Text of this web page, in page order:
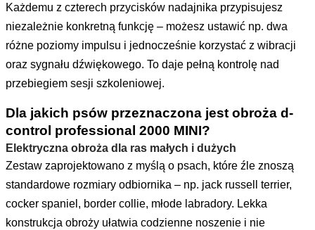
Każdemu z czterech przycisków nadajnika przypisujesz
niezależnie konkretną funkcję – możesz ustawić np. dwa
różne poziomy impulsu i jednocześnie korzystać z wibracji
oraz sygnału dźwiękowego. To daje pełną kontrolę nad
przebiegiem sesji szkoleniowej.
Dla jakich psów przeznaczona jest obroża d-
control professional 2000 MINI?
Elektryczna obroża dla ras małych i dużych
Zestaw zaprojektowano z myślą o psach, które źle znoszą
standardowe rozmiary odbiornika – np. jack russell terrier,
cocker spaniel, border collie, młode labradory. Lekka
konstrukcja obroży ułatwia codzienne noszenie i nie